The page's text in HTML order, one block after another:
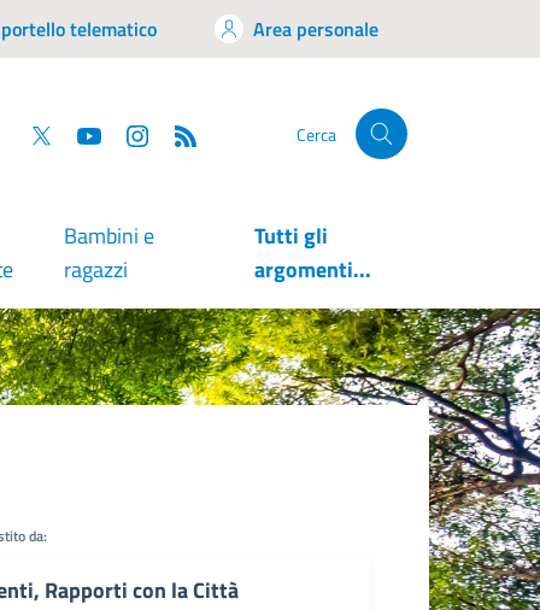
telematico Area personale
Facebook
Twitter YouTube Cerca
Bambini e
ragazzi
Tutti gli
argomenti...
da:
Rapporti con la Città